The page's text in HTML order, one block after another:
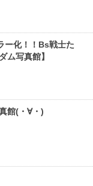
ー化！！Bs戦士た
ム写真館】
館(・∀・)